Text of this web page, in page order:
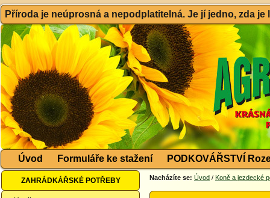
Příroda je neúprosná a nepodplatitelná. Je jí jedno, zda
Úvod Formuláře ke stažení PODKOVÁŘSTVÍ
ZAHRÁDKÁŘSKÉ POTŘEBY Nacházíte se: Úvod / Koně a jezdecké